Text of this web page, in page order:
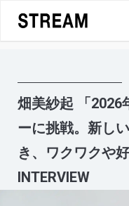
content
畑美紗起 「2026
ーに挑戦。新し
き、ワクワクや
INTERVIEW